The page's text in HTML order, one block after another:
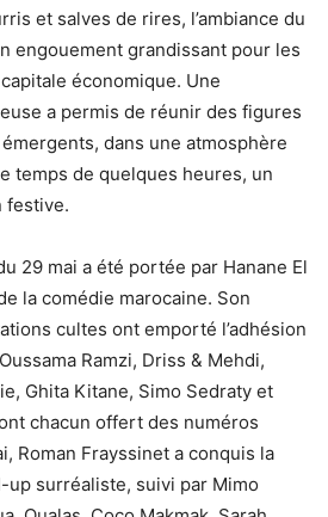
et salves de rires, l’ambiance du
engouement grandissant pour les
économique. Une
a permis de réunir des figures
dans une atmosphère
temps de quelques heures, un
festive.
29 mai a été portée par Hanane El
la comédie marocaine. Son
cultes ont emporté l’adhésion
Ramzi, Driss & Mehdi,
Ghita Kitane, Simo Sedraty et
chacun offert des numéros
Roman Frayssinet a conquis la
up surréaliste, suivi par Mimo